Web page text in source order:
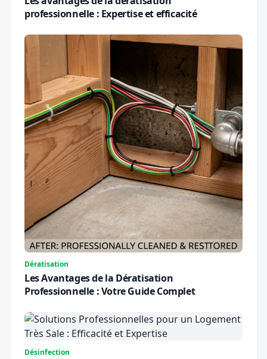
professionnelle : Expertise et efficacité
Dératisation
Les Avantages de la Dératisation
Professionnelle : Votre Guide Complet
Désinfection